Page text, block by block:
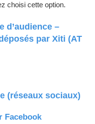
choisi cette option.
d’audience –
par Xiti (AT
(réseaux sociaux)
Facebook